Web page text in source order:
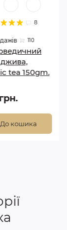
8
110
джива,
tea 150gm.
До кошика